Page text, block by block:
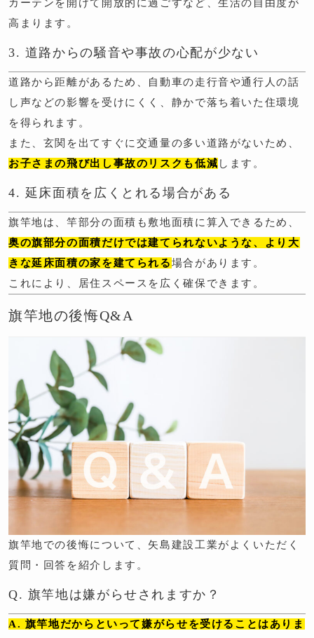
カーテンを開けて開放的に過ごすなど、生活の自由度が
高まります。
3. 道路からの騒音や事故の心配が少ない
道路から距離があるため、自動車の走行音や通行人の話
し声などの影響を受けにくく、静かで落ち着いた住環境
を得られます。
また、玄関を出てすぐに交通量の多い道路がないため、
お子さまの飛び出し事故のリスクも低減 します。
4. 延床面積を広くとれる場合がある
旗竿地は、竿部分の面積も敷地面積に算入できるため、
奥の旗部分の面積だけでは建てられないような、より大
きな延床面積の家を建てられる場合があります。
これにより、居住スペースを広く確保できます。
旗竿地の後悔Q&A
旗竿地での後悔について、矢島建設工業がよくいただく
質問・回答を紹介します。
Q. 旗竿地は嫌がらせされますか？
A. 旗竿地だからといって嫌がらせを受けることはありま